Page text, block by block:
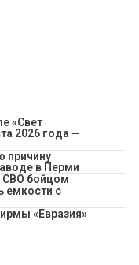
«Свет
2026 года —
причину
в Перми
СВО бойцом
емкости с
«Евразия»